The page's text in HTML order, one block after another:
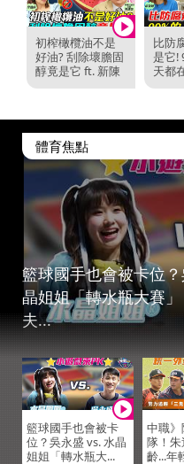
初榨橄欖油不是
好油? 刮除壞膽固
醇竟是它 ft. 新陳
代謝科名醫 洪
比防
是它!
天都
安【
體育焦點
籃球國手也會被卡位
晶姐姐「轉水瓶大賽
夫...
籃球國手也會被卡
位？吳永盛 vs. 水晶
姐姐「轉水瓶大...
中職
隊！
齡...年